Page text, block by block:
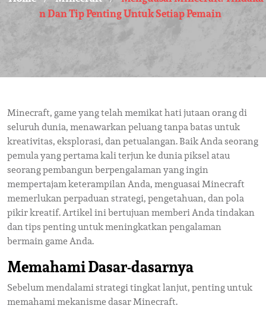
N Dan Tip Penting Untuk Setiap Pemain
Minecraft, game yang telah memikat hati jutaan orang di
seluruh dunia, menawarkan peluang tanpa batas untuk
kreativitas, eksplorasi, dan petualangan. Baik Anda seorang
pemula yang pertama kali terjun ke dunia piksel atau
seorang pembangun berpengalaman yang ingin
mempertajam keterampilan Anda, menguasai Minecraft
memerlukan perpaduan strategi, pengetahuan, dan pola
pikir kreatif. Artikel ini bertujuan memberi Anda tindakan
dan tips penting untuk meningkatkan pengalaman
bermain game Anda.
Memahami Dasar-dasarnya
Sebelum mendalami strategi tingkat lanjut, penting untuk
memahami mekanisme dasar Minecraft.